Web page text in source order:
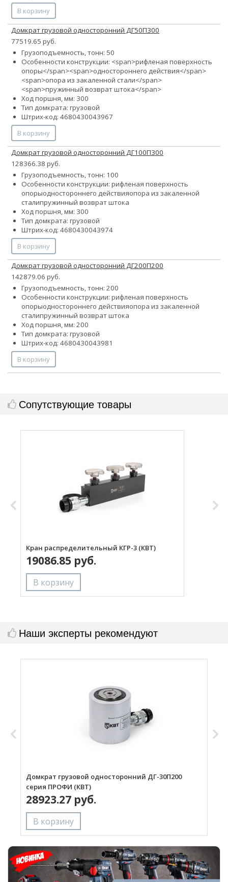
В корзину
Домкрат грузовой односторонний ДГ50П300
77519.65 руб.
Грузоподъемность, тонн: 50
Особенности конструкции: <span>рифленая поверхность
опоры</span><span>одностороннего действия</span>
<span>опора из закаленной стали</span>
<span>пружинный возврат штока</span>
Ход поршня, мм: 300
Тип домкрата: грузовой
Штрих-код: 4680430043967
В корзину
Домкрат грузовой односторонний ДГ100П300
128366.38 руб.
Грузоподъемность, тонн: 100
Особенности конструкции: рифленая поверхность
опорыодностороннего действияопора из закаленной
сталипружинный возврат штока
Ход поршня, мм: 300
Тип домкрата: грузовой
Штрих-код: 4680430043974
В корзину
Домкрат грузовой односторонний ДГ200П200
142879.06 руб.
Грузоподъемность, тонн: 200
Особенности конструкции: рифленая поверхность
опорыодностороннего действияопора из закаленной
сталипружинный возврат штока
Ход поршня, мм: 200
Тип домкрата: грузовой
Штрих-код: 4680430043981
В корзину
Сопутствующие товары
Кран распределительный КГР-3 (КВТ)
19086.85 руб.
Наши эксперты рекомендуют
Домкрат грузовой односторонний ДГ-30П200
серия ПРОФИ (КВТ)
28923.27 руб.